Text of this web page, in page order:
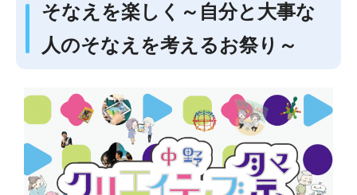
そなえを楽しく～自分と大事な
人のそなえを考えるお祭り～